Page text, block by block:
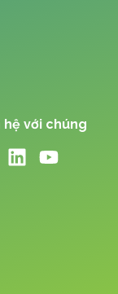
hệ với chúng